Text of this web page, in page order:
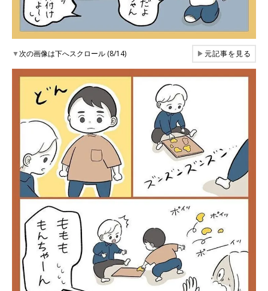
▼次の画像は下へスクロール (8/14) ▶元記事を見る